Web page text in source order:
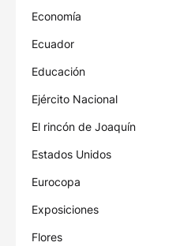
Economía
Ecuador
Educación
Ejército Nacional
El rincón de Joaquín
Estados Unidos
Eurocopa
Exposiciones
Flores